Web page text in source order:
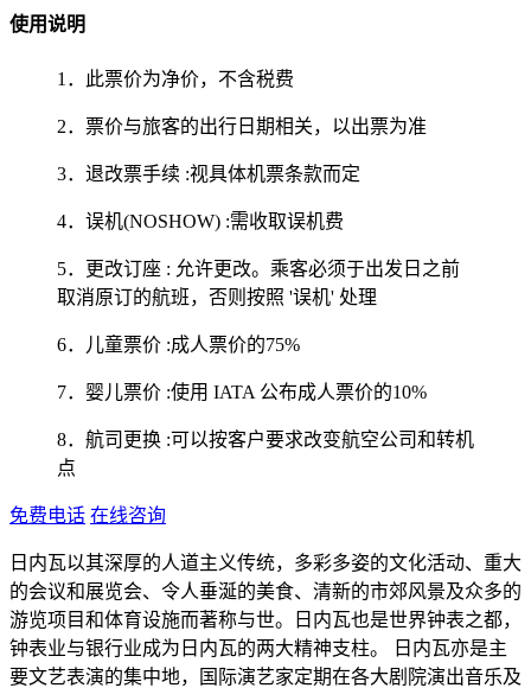
使用说明
1．此票价为净价，不含税费
2．票价与旅客的出行日期相关，以出票为准
3．退改票手续 :视具体机票条款而定
4．误机(NOSHOW) :需收取误机费
5．更改订座 : 允许更改。乘客必须于出发日之前
取消原订的航班，否则按照 '误机' 处理
6．儿童票价 :成人票价的75%
7．婴儿票价 :使用 IATA 公布成人票价的10%
8．航司更换 :可以按客户要求改变航空公司和转机
点
免费电话 在线咨询
日内瓦以其深厚的人道主义传统，多彩多姿的文化活动、重大
的会议和展览会、令人垂涎的美食、清新的市郊风景及众多的
游览项目和体育设施而著称与世。日内瓦也是世界钟表之都，
钟表业与银行业成为日内瓦的两大精神支柱。 日内瓦亦是主
要文艺表演的集中地，国际演艺家定期在各大剧院演出音乐及